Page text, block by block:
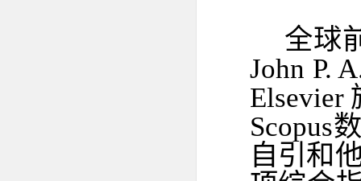
全球
John P.
Scopus
自引和